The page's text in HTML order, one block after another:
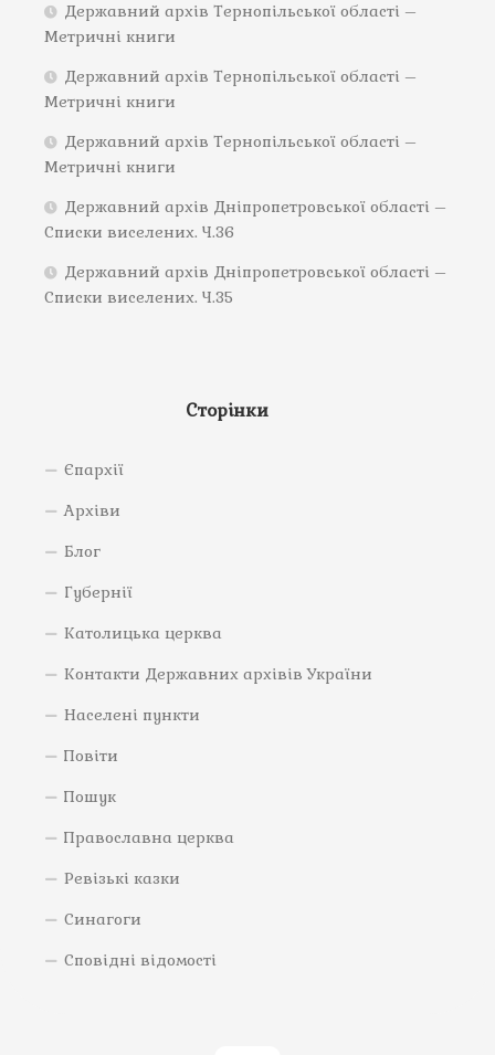
Державний архів Тернопільської області –
Метричні книги
Державний архів Тернопільської області –
Метричні книги
Державний архів Тернопільської області –
Метричні книги
Державний архів Дніпропетровської області –
Списки виселених. Ч.36
Державний архів Дніпропетровської області –
Списки виселених. Ч.35
Сторінки
Єпархії
Архіви
Блог
Губернії
Католицька церква
Контакти Державних архівів України
Населені пункти
Повіти
Пошук
Православна церква
Ревізькі казки
Синагоги
Сповідні відомості